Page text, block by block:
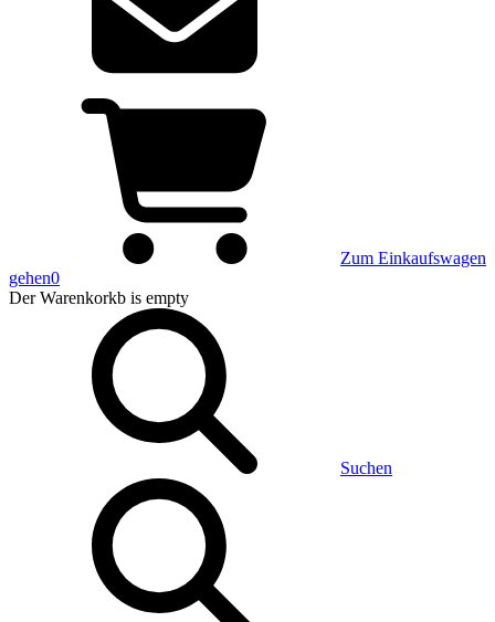
Zum Einkaufswagen
gehen0
Der Warenkorkb is empty
Suchen